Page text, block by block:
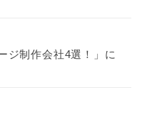
ジ制作会社4選！」に